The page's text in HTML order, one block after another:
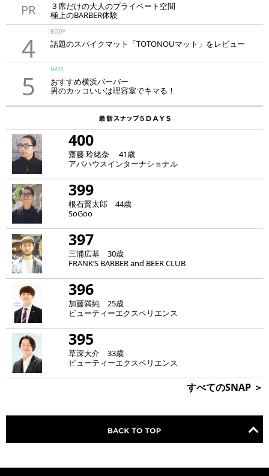
PR
３席だけの大人のプライベート空間
極上のBARBER体験
「LAVIE NEW STANDARD BARBER HANARE新宿店」
4
BODY
話題のスパイクマット「TOTONOUマット」をレビュー
5
HAIR
おすすめ横浜バーバー
男のカッコいいは理容室でキマる！
400
齋藤 玲緒奈 41歳
アバハウスインターナショナル
399
根石賢太郎 44歳
SoGoo
397
三浦広基 30歳
FRANK‘S BARBER and BEER CLUB
396
加藤満純 25歳
ビューティーエクスペリエンス
395
草深大介 33歳
ビューティーエクスペリエンス
すべてのSNAP ＞